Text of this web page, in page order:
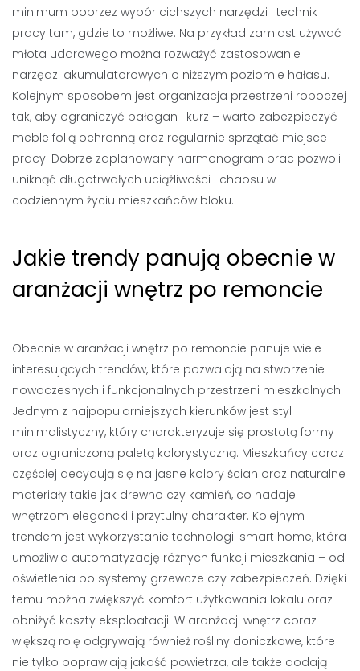
minimum poprzez wybór cichszych narzędzi i technik
pracy tam, gdzie to możliwe. Na przykład zamiast używać
młota udarowego można rozważyć zastosowanie
narzędzi akumulatorowych o niższym poziomie hałasu.
Kolejnym sposobem jest organizacja przestrzeni roboczej
tak, aby ograniczyć bałagan i kurz – warto zabezpieczyć
meble folią ochronną oraz regularnie sprzątać miejsce
pracy. Dobrze zaplanowany harmonogram prac pozwoli
uniknąć długotrwałych uciążliwości i chaosu w
codziennym życiu mieszkańców bloku.
Jakie trendy panują obecnie w
aranżacji wnętrz po remoncie
Obecnie w aranżacji wnętrz po remoncie panuje wiele
interesujących trendów, które pozwalają na stworzenie
nowoczesnych i funkcjonalnych przestrzeni mieszkalnych.
Jednym z najpopularniejszych kierunków jest styl
minimalistyczny, który charakteryzuje się prostotą formy
oraz ograniczoną paletą kolorystyczną. Mieszkańcy coraz
częściej decydują się na jasne kolory ścian oraz naturalne
materiały takie jak drewno czy kamień, co nadaje
wnętrzom elegancki i przytulny charakter. Kolejnym
trendem jest wykorzystanie technologii smart home, która
umożliwia automatyzację różnych funkcji mieszkania – od
oświetlenia po systemy grzewcze czy zabezpieczeń. Dzięki
temu można zwiększyć komfort użytkowania lokalu oraz
obniżyć koszty eksploatacji. W aranżacji wnętrz coraz
większą rolę odgrywają również rośliny doniczkowe, które
nie tylko poprawiają jakość powietrza, ale także dodają